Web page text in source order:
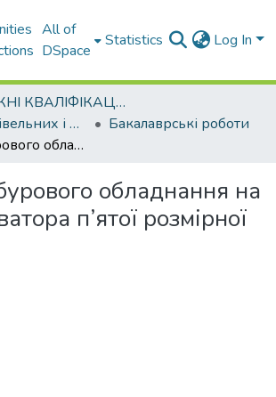
All of
DSpace
Statistics Log In
ВИПУСКНІ КВАЛІФІКАЦІЙНІ РОБОТИ
Кафедра будівельних і дорожніх машин
Бакалаврські роботи
Розробка бурового обладнання на базі екскаватора п’ятої розмірної групи
обладнання на
п’ятої розмірної